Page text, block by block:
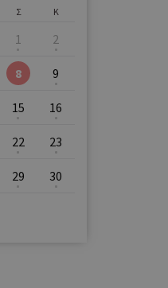
Σ
1
Κ
2
8 9
15 16
22 23
29 30